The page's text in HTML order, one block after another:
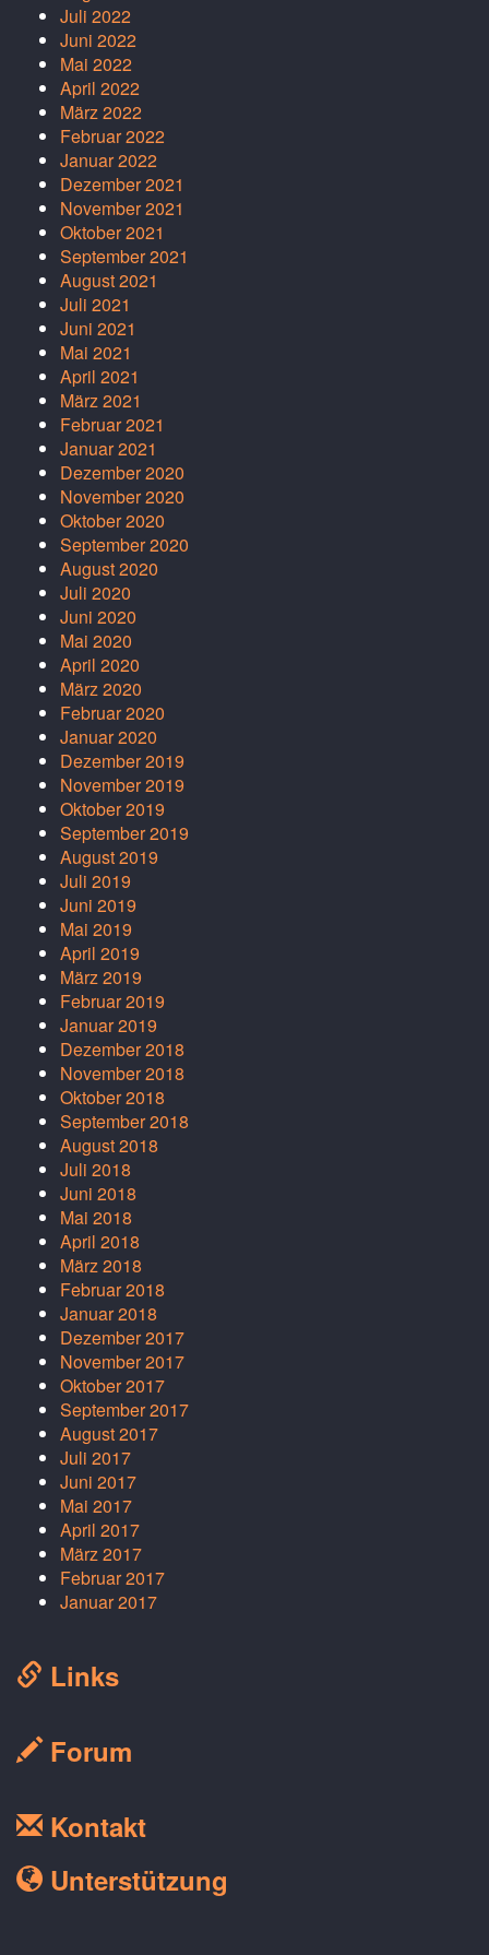
Juli 2022
Juni 2022
Mai 2022
April 2022
März 2022
Februar 2022
Januar 2022
Dezember 2021
November 2021
Oktober 2021
September 2021
August 2021
Juli 2021
Juni 2021
Mai 2021
April 2021
März 2021
Februar 2021
Januar 2021
Dezember 2020
November 2020
Oktober 2020
September 2020
August 2020
Juli 2020
Juni 2020
Mai 2020
April 2020
März 2020
Februar 2020
Januar 2020
Dezember 2019
November 2019
Oktober 2019
September 2019
August 2019
Juli 2019
Juni 2019
Mai 2019
April 2019
März 2019
Februar 2019
Januar 2019
Dezember 2018
November 2018
Oktober 2018
September 2018
August 2018
Juli 2018
Juni 2018
Mai 2018
April 2018
März 2018
Februar 2018
Januar 2018
Dezember 2017
November 2017
Oktober 2017
September 2017
August 2017
Juli 2017
Juni 2017
Mai 2017
April 2017
März 2017
Februar 2017
Januar 2017
Links
Forum
Kontakt
Unterstützung